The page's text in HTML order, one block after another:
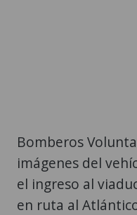
Bomberos
imágenes del
el ingreso al
en ruta al